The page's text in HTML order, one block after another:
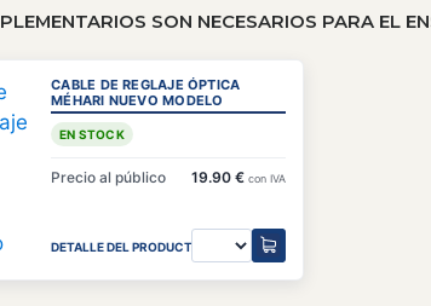
SON NECESARIOS PARA EL
CABLE DE REGLAJE ÓPTICA
MÉHARI NUEVO MODELO
EN STOCK
Precio al público 19.90 € con IVA
DETALLE DEL PRODUCTO